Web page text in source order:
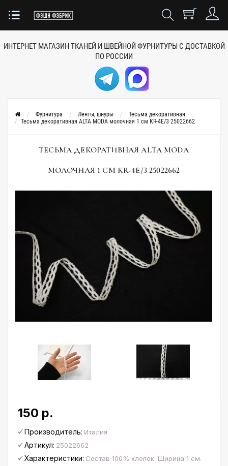
ИНТЕРНЕТ МАГАЗИН ТКАНЕЙ И ШВЕЙНОЙ ФУРНИТУРЫ С ДОСТАВКОЙ
ПО РОССИИ
Фурнитура Ленты, шнуры
Тесьма декоративная
Тесьма декоративная ALTA MODA молочная 1 см KR-4E/3 25022662
ТЕСЬМА ДЕКОРАТИВНАЯ ALTA MODA
МОЛОЧНАЯ 1 СМ KR-4E/3 25022662
150 р.
Производитель: Италия
Артикул: 25022662
Характеристики: Состав 100% хлопок. Ширина 1 см.